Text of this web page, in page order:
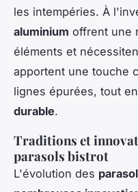
les intempéries. À
aluminium offrent une
éléments et
apportent une touche
lignes épurées, tout
durable.
Traditions et
parasols bistrot
L'évolution des